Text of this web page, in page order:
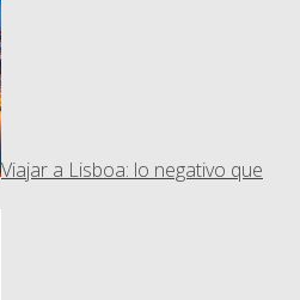
Viajar a Lisboa: lo negativo que